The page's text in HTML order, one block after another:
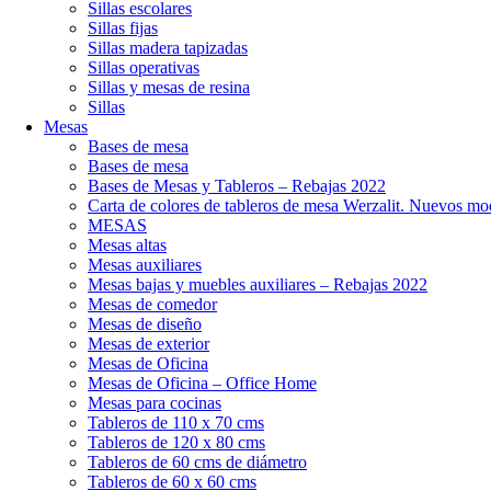
Sillas escolares
Sillas fijas
Sillas madera tapizadas
Sillas operativas
Sillas y mesas de resina
Sillas
Mesas
Bases de mesa
Bases de mesa
Bases de Mesas y Tableros – Rebajas 2022
Carta de colores de tableros de mesa Werzalit. Nuevos
MESAS
Mesas altas
Mesas auxiliares
Mesas bajas y muebles auxiliares – Rebajas 2022
Mesas de comedor
Mesas de diseño
Mesas de exterior
Mesas de Oficina
Mesas de Oficina – Office Home
Mesas para cocinas
Tableros de 110 x 70 cms
Tableros de 120 x 80 cms
Tableros de 60 cms de diámetro
Tableros de 60 x 60 cms